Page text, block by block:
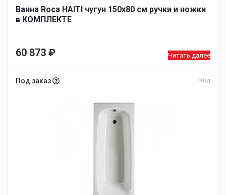
Ванна Roca HAITI чугун 150х80 см ручки и ножки
в КОМПЛЕКТЕ
60 873 ₽ Читать далее
Под заказ Код